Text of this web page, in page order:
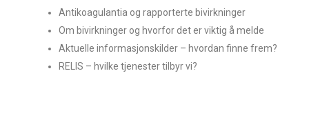
Antikoagulantia og rapporterte bivirkninger
Om bivirkninger og hvorfor det er viktig å melde
Aktuelle informasjonskilder – hvordan finne frem?
RELIS – hvilke tjenester tilbyr vi?